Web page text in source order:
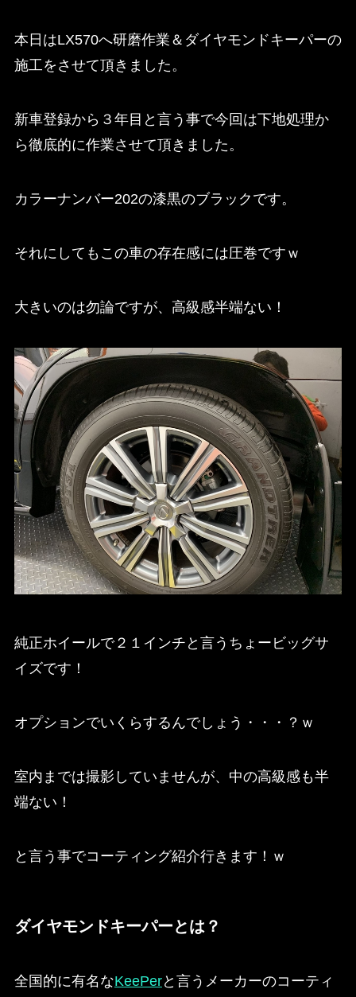
本日はLX570へ研磨作業＆ダイヤモンドキーパーの
施工をさせて頂きました。
新車登録から３年目と言う事で今回は下地処理か
ら徹底的に作業させて頂きました。
カラーナンバー202の漆黒のブラックです。
それにしてもこの車の存在感には圧巻ですｗ
大きいのは勿論ですが、高級感半端ない！
純正ホイールで２１インチと言うちょービッグサ
イズです！
オプションでいくらするんでしょう・・・？ｗ
室内までは撮影していませんが、中の高級感も半
端ない！
と言う事でコーティング紹介行きます！ｗ
ダイヤモンドキーパーとは？
全国的に有名なKeePerと言うメーカーのコーティ